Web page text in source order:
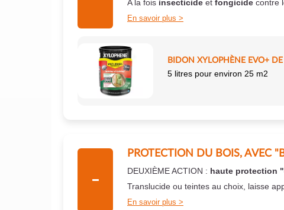
A la fois insecticide et fongicide contre
En savoir plus
BIDON XYLOPHÈNE EVO+
5 litres pour environ 25 m2
PROTECTION DU BOIS, AVEC
DEUXIÈME ACTION : haute protection
Translucide ou teintes au choix, laisse
En savoir plus